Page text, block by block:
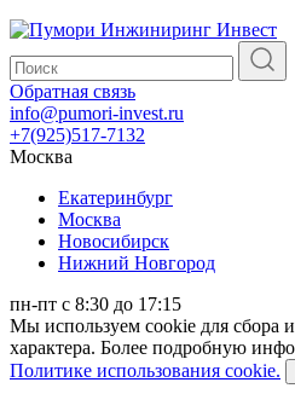
Обратная связь
info@pumori-invest.ru
+7(925)517-7132
Москва
Екатеринбург
Москва
Новосибирск
Нижний Новгород
пн-пт с 8:30 до 17:15
Мы используем cookie для сбора
характера. Более подробную
Политике использования cookie.